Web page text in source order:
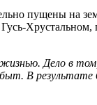
пущены на
Дело в том,
В